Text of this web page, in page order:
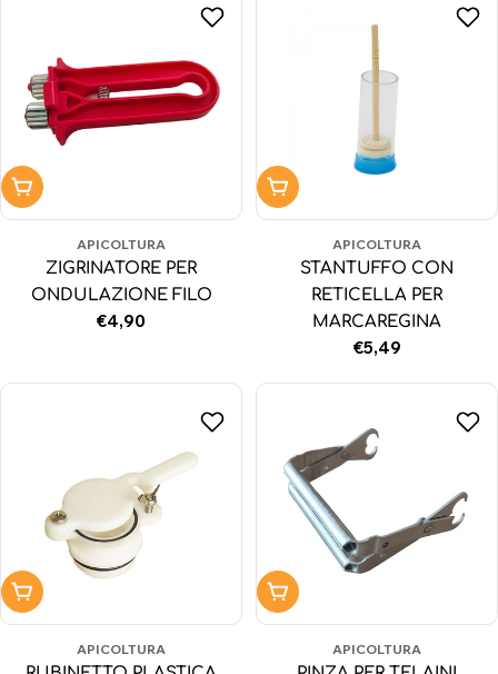
Aggiungi al carrello
APICOLTURA
ZIGRINATORE PER
ONDULAZIONE FILO
Prezzo
€4,90
Aggiungi al carrello
APICOLTURA
STANTUFFO CON
RETICELLA PER
MARCAREGINA
Prezzo
€5,49
Aggiungi al carrello
APICOLTURA
Aggiungi al carrello
APICOLTURA